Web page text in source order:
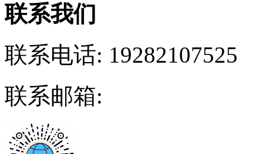
联系我们
联系电话: 19282107525
联系邮箱: